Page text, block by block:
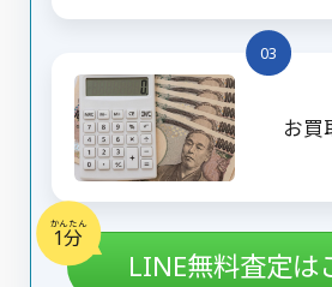
03
お買
かんたん
1分
LINE無料査定は